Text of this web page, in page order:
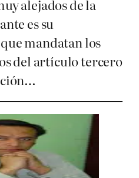
alejados de la
es su
mandatan los
del artículo tercero